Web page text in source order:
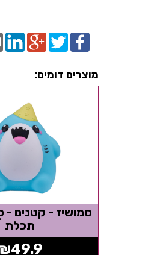
מוצרים דומים:
סמושיז - קטנים -
תכלת
49.9